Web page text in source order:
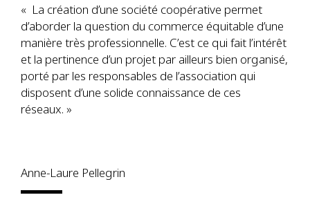
« La création d’une société coopérative permet
d’aborder la question du commerce équitable d’une
manière très professionnelle. C’est ce qui fait l’intérêt
et la pertinence d’un projet par ailleurs bien organisé,
porté par les responsables de l’association qui
disposent d’une solide connaissance de ces
réseaux. »
Anne-Laure Pellegrin